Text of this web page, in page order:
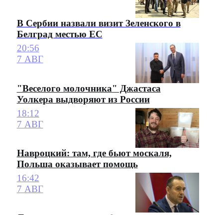
В Сербии назвали визит Зеленского в
Белград местью ЕС
20:56
7 АВГ
"Веселого молочника" Джастаса
Уолкера выдворяют из России
18:12
7 АВГ
Навроцкий: там, где бьют москаля,
Польша оказывает помощь
16:42
7 АВГ